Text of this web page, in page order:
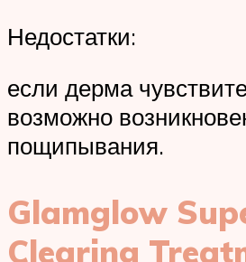
Недостатки:
если дерма
возможно
пощипывания.
Glamglow
Clearing